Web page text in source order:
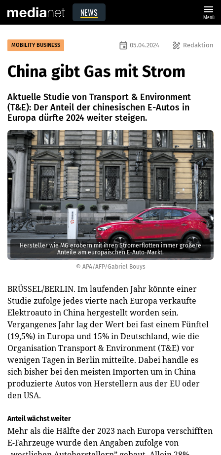
NEWS menu
Menü
© APA/AFP/Gabriel Bouys
Hersteller wie MG erobern mit ihren Stromerflotten immer größere
Anteile am europäischen E-Auto-Markt.
MOBILITY BUSINESS draw Redaktion
event 05.04.2024
China gibt Gas mit Strom
Aktuelle Studie von Transport & Environment
(T&E): Der Anteil der chinesischen E-Autos in
Europa dürfte 2024 weiter steigen.
BRÜSSEL/BERLIN. Im laufenden Jahr könnte einer
Studie zufolge jedes vierte nach Europa verkaufte
Elektroauto in China hergestellt worden sein.
Vergangenes Jahr lag der Wert bei fast einem Fünftel
(19,5%) in Europa und 15% in Deutschland, wie die
Organisation Transport & Environment (T&E) vor
wenigen Tagen in Berlin mitteilte. Dabei handle es
sich bisher bei den meisten Importen um in China
produzierte Autos von Herstellern aus der EU oder
den USA.
Anteil wächst weiter
Mehr als die Hälfte der 2023 nach Europa verschifften
E-Fahrzeuge wurde den Angaben zufolge von